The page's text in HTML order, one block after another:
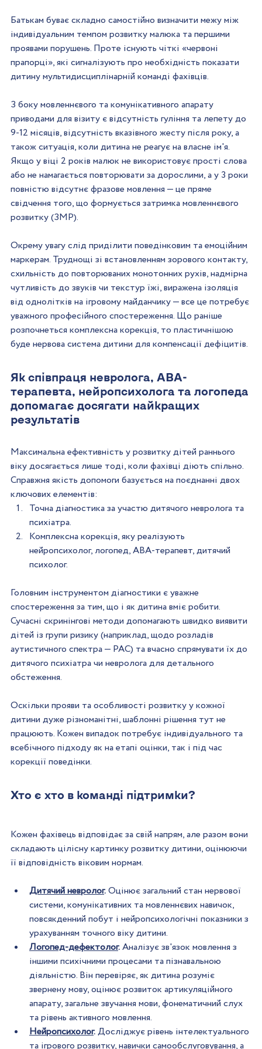
Батькам буває складно самостійно визначити межу між
індивідуальним темпом розвитку малюка та першими
проявами порушень. Проте існують чіткі «червоні
прапорці», які сигналізують про необхідність показати
дитину мультидисциплінарній команді фахівців.
З боку мовленнєвого та комунікативного апарату
приводами для візиту є відсутність гуління та лепету до
9-12 місяців, відсутність вказівного жесту після року, а
також ситуація, коли дитина не реагує на власне ім'я.
Якщо у віці 2 років малюк не використовує прості слова
або не намагається повторювати за дорослими, а у 3 роки
повністю відсутнє фразове мовлення — це пряме
свідчення того, що формується затримка мовленнєвого
розвитку (ЗМР).
Окрему увагу слід приділити поведінковим та емоційним
маркерам. Труднощі зі встановленням зорового контакту,
схильність до повторюваних монотонних рухів, надмірна
чутливість до звуків чи текстур їжі, виражена ізоляція
від однолітків на ігровому майданчику — все це потребує
уважного професійного спостереження. Що раніше
розпочнеться комплексна корекція, то пластичнішою
буде нервова система дитини для компенсації дефіцитів.
Як співпраця невролога, ABA-
терапевта, нейропсихолога та логопеда
допомагає досягати найкращих
результатів
Максимальна ефективність у розвитку дітей раннього
віку досягається лише тоді, коли фахівці діють спільно.
Справжня якість допомоги базується на поєднанні двох
ключових елементів:
Точна діагностика за участю дитячого невролога та
психіатра.
Комплексна корекція, яку реалізують
нейропсихолог, логопед, ABA-терапевт, дитячий
психолог.
Головним інструментом діагностики є уважне
спостереження за тим, що і як дитина вміє робити.
Сучасні скринінгові методи допомагають швидко виявити
дітей із групи ризику (наприклад, щодо розладів
аутистичного спектра — РАС) та вчасно спрямувати їх до
дитячого психіатра чи невролога для детального
обстеження.
Оскільки прояви та особливості розвитку у кожної
дитини дуже різноманітні, шаблонні рішення тут не
працюють. Кожен випадок потребує індивідуального та
всебічного підходу як на етапі оцінки, так і під час
корекції поведінки.
Хто є хто в команді підтримки?
Кожен фахівець відповідає за свій напрям, але разом вони
складають цілісну картинку розвитку дитини, оцінюючи
її відповідність віковим нормам.
Дитячий невролог. Оцінює загальний стан нервової
системи, комунікативних та мовленнєвих навичок,
повсякденний побут і нейропсихологічні показники з
урахуванням точного віку дитини.
Логопед-дефектолог. Аналізує зв'язок мовлення з
іншими психічними процесами та пізнавальною
діяльністю. Він перевіряє, як дитина розуміє
звернену мову, оцінює розвиток артикуляційного
апарату, загальне звучання мови, фонематичний слух
та рівень активного мовлення.
Нейропсихолог. Досліджує рівень інтелектуального
та ігрового розвитку, навички самообслуговування, а